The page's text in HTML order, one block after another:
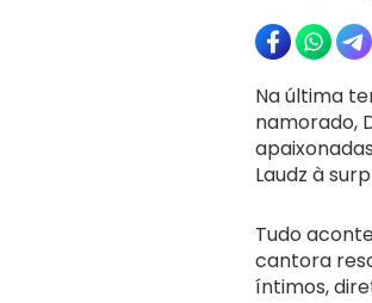
Na última
namorado,
Laudz à
Tudo
cantora
íntimos,